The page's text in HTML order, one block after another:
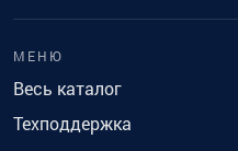
МЕНЮ
Весь каталог
Техподдержка